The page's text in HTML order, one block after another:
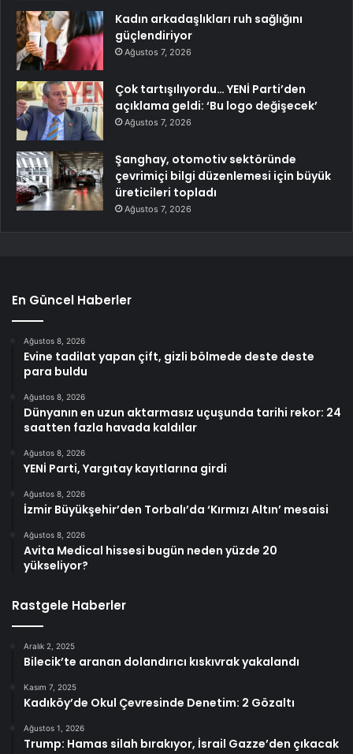
Kadın arkadaşlıkları ruh sağlığını
güçlendiriyor
Ağustos 7, 2026
Çok tartışılıyordu… YENİ Parti’den
açıklama geldi: ‘Bu logo değişecek’
Ağustos 7, 2026
Şanghay, otomotiv sektöründe
çevrimiçi bilgi düzenlemesi için büyük
üreticileri topladı
Ağustos 7, 2026
En Güncel Haberler
Ağustos 8, 2026
Evine tadilat yapan çift, gizli bölmede deste deste
para buldu
Ağustos 8, 2026
Dünyanın en uzun aktarmasız uçuşunda tarihi rekor: 24
saatten fazla havada kaldılar
Ağustos 8, 2026
YENİ Parti, Yargıtay kayıtlarına girdi
Ağustos 8, 2026
İzmir Büyükşehir’den Torbalı’da ‘Kırmızı Altın’ mesaisi
Ağustos 8, 2026
Avita Medical hissesi bugün neden yüzde 20
yükseliyor?
Rastgele Haberler
Aralık 2, 2025
Bilecik’te aranan dolandırıcı kıskıvrak yakalandı
Kasım 7, 2025
Kadıköy’de Okul Çevresinde Denetim: 2 Gözaltı
Ağustos 1, 2026
Trump: Hamas silah bırakıyor, İsrail Gazze’den çıkacak